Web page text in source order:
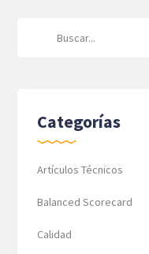
Categorías
Artículos Técnicos
Balanced Scorecard
Calidad